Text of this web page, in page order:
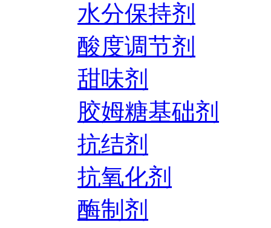
水分保持剂
酸度调节剂
甜味剂
胶姆糖基础剂
抗结剂
抗氧化剂
酶制剂